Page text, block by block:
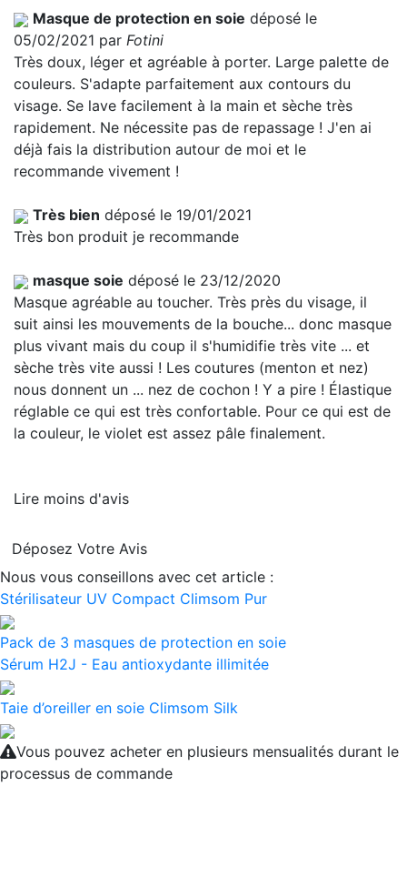
Masque de protection en soie déposé le
05/02/2021 par Fotini
Très doux, léger et agréable à porter. Large palette de
couleurs. S'adapte parfaitement aux contours du
visage. Se lave facilement à la main et sèche très
rapidement. Ne nécessite pas de repassage ! J'en ai
déjà fais la distribution autour de moi et le
recommande vivement !
Très bien déposé le 19/01/2021
Très bon produit je recommande
masque soie déposé le 23/12/2020
Masque agréable au toucher. Très près du visage, il
suit ainsi les mouvements de la bouche... donc masque
plus vivant mais du coup il s'humidifie très vite ... et
sèche très vite aussi ! Les coutures (menton et nez)
nous donnent un ... nez de cochon ! Y a pire ! Élastique
réglable ce qui est très confortable. Pour ce qui est de
la couleur, le violet est assez pâle finalement.
Lire moins d'avis
Déposez Votre Avis
Nous vous conseillons avec cet article :
Stérilisateur UV Compact Climsom Pur
Pack de 3 masques de protection en soie
Sérum H2J - Eau antioxydante illimitée
Taie d’oreiller en soie Climsom Silk
Vous pouvez acheter en plusieurs mensualités durant le
processus de commande